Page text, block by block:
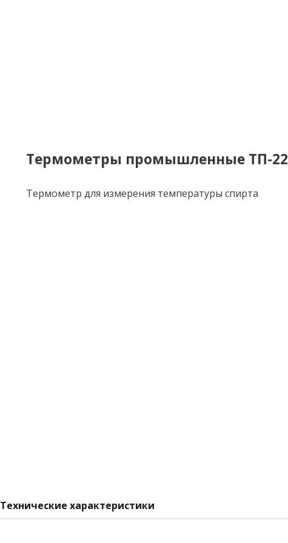
Термометры промышленные ТП-22
Термометр для измерения температуры спирта
Технические характеристики